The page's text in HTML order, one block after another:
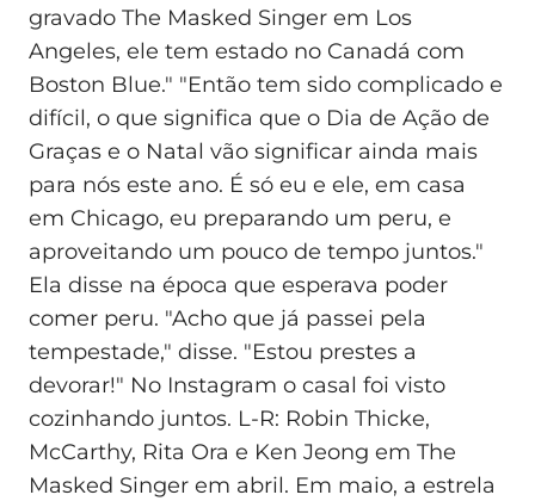
gravado The Masked Singer em Los
Angeles, ele tem estado no Canadá com
Boston Blue." "Então tem sido complicado e
difícil, o que significa que o Dia de Ação de
Graças e o Natal vão significar ainda mais
para nós este ano. É só eu e ele, em casa
em Chicago, eu preparando um peru, e
aproveitando um pouco de tempo juntos."
Ela disse na época que esperava poder
comer peru. "Acho que já passei pela
tempestade," disse. "Estou prestes a
devorar!" No Instagram o casal foi visto
cozinhando juntos. L-R: Robin Thicke,
McCarthy, Rita Ora e Ken Jeong em The
Masked Singer em abril. Em maio, a estrela